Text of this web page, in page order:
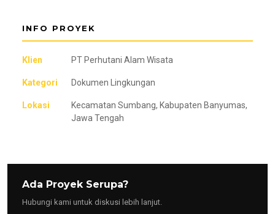
INFO PROYEK
Klien PT Perhutani Alam Wisata
Kategori Dokumen Lingkungan
Lokasi
Kecamatan Sumbang, Kabupaten Banyumas,
Jawa Tengah
Ada Proyek Serupa?
Hubungi kami untuk diskusi lebih lanjut.